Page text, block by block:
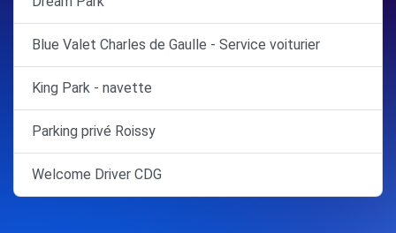
Blue Valet Charles de Gaulle - Service voiturier
King Park - navette
Parking privé Roissy
Welcome Driver CDG